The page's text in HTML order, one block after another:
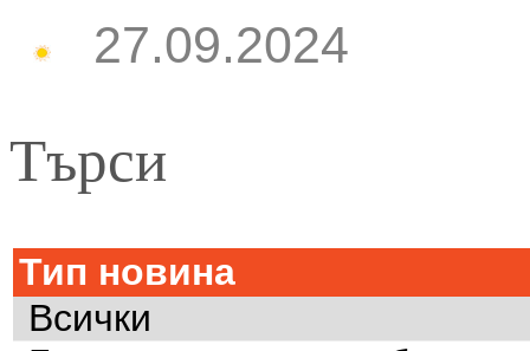
27.09.2024
Търси
Тип новина
Всички